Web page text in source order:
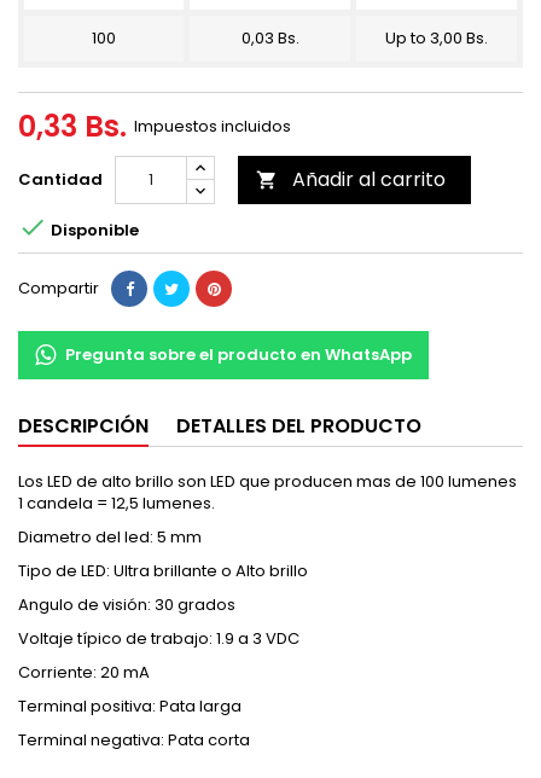
100 0,03 Bs. Up to 3,00 Bs.
0,33 Bs. Impuestos incluidos
Cantidad  Añadir al carrito
 Disponible
Compartir
Pregunta sobre el producto en WhatsApp
DESCRIPCIÓN DETALLES DEL PRODUCTO
Los LED de alto brillo son LED que producen mas de 100 lumenes
1 candela = 12,5 lumenes.
Diametro del led: 5 mm
Tipo de LED: Ultra brillante o Alto brillo
Angulo de visión: 30 grados
Voltaje típico de trabajo: 1.9 a 3 VDC
Corriente: 20 mA
Terminal positiva: Pata larga
Terminal negativa: Pata corta